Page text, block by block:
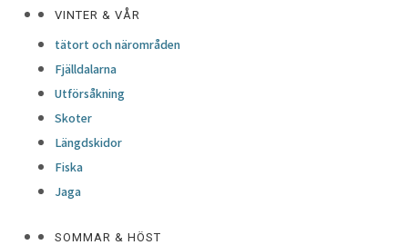
VINTER & VÅR
tätort och närområden
Fjälldalarna
Utförsåkning
Skoter
Längdskidor
Fiska
Jaga
SOMMAR & HÖST